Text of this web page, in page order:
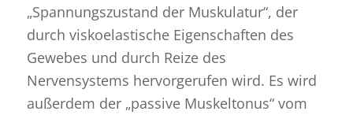
„Spannungszustand der Muskulatur“, der
durch viskoelastische Eigenschaften des
Gewebes und durch Reize des
Nervensystems hervorgerufen wird. Es wird
außerdem der „passive Muskeltonus“ vom